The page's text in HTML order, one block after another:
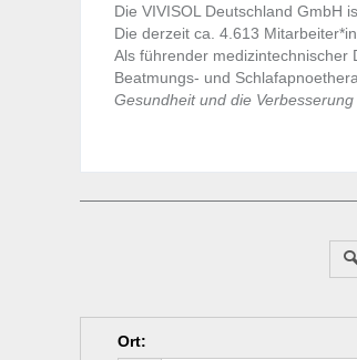
Die VIVISOL Deutschland GmbH
Die derzeit ca. 4.613
Als führender medizintechnischer
Beatmungs- und
Gesundheit und die
Ort: